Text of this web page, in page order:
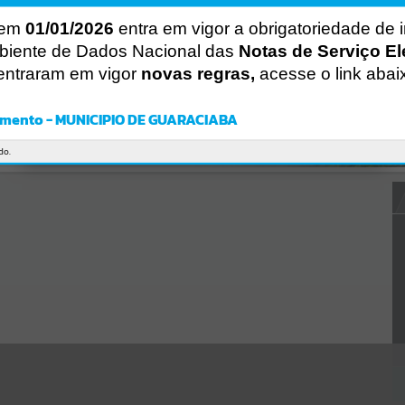
01/01/2026 entra em vigor a obrigatoriedade de
de Dados Nacional das Notas de Serviço
em vigor novas regras, acesse o link
- MUNICIPIO DE GUARACIABA
CÓDIGO DA MENSAGEM: EST-000040
Ocorreu um erro de script:
Uncaught SyntaxError: Unexpected token '('
https://guaraciaba.atende.net/cidadao/pagina/static/bundle/wpo_in
dex_2_base_l2_portal_editores_sync_d9fb77cfd5741fafc9972edc7a6
Verificar Mais Detalhes